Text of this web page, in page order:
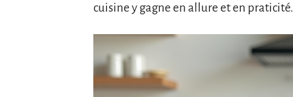
cuisine y gagne en allure et en praticité.